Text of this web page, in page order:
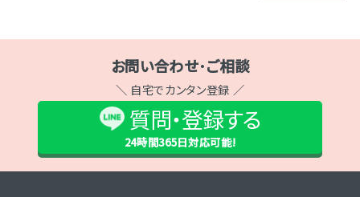
お問い合わせ･ご相談
＼ 自宅でカンタン登録 ／
質問・登録する
24時間365日対応可能!